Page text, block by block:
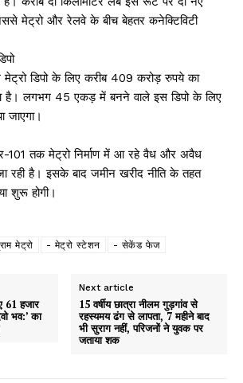
मेट्रो और रेलवे के बीच बेहतर कनेक्टिविटी
डिपो के लिए करीब 409 करोड़ रुपये का
है। लगभग 45 एकड़ में बनने वाले इस डिपो के लिए
जाएगा।
101 तक मेट्रो निर्माण में आ रहे वैध और अवैध
जा रही है। इसके बाद जमीन खरीद नीति के तहत
शुरू होगी।
मेट्रो - मेट्रो स्टेशन - सेकेंड फेज
61 हजार
भव:’ का
Next article
15 वर्षीय छात्रा नीलम गुड़गांव से
रहस्यमय ढंग से लापता, 7 महीने बाद
भी सुराग नहीं, परिजनों ने युवक पर
जताया शक